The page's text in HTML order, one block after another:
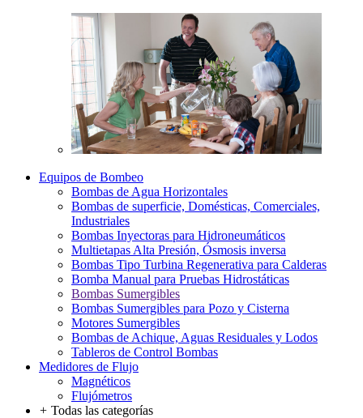
Equipos de Bombeo
Bombas de Agua Horizontales
Bombas de superficie, Domésticas, Comerciales,
Industriales
Bombas Inyectoras para Hidroneumáticos
Multietapas Alta Presión, Ósmosis inversa
Bombas Tipo Turbina Regenerativa para Calderas
Bomba Manual para Pruebas Hidrostáticas
Bombas Sumergibles
Bombas Sumergibles para Pozo y Cisterna
Motores Sumergibles
Bombas de Achique, Aguas Residuales y Lodos
Tableros de Control Bombas
Medidores de Flujo
Magnéticos
Flujómetros
+ Todas las categorías